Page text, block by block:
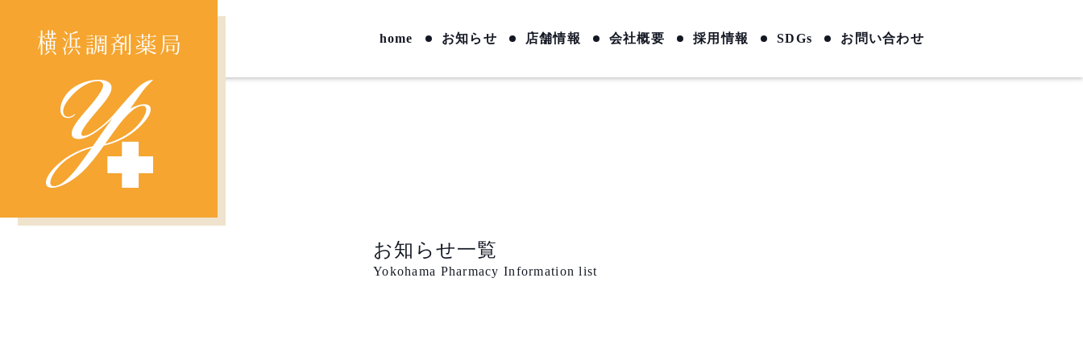
home お知らせ 店舗情報 会社概要 採用情報 SDGs お問い合わせ
お知らせ一覧
Yokohama Pharmacy Information list